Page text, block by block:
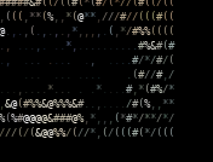
#####&#( (/ ( (#( * (#/ ( *// (#( (/ ( (
, ( ( ( , ** (%, , * (@** , ///#// ( ( (#( (
@. , . , ( . , . , . , * , , , , . ( , */#%%( ( ( (
. , . . . , . . . * , . . . . . . . . . . #%&#(#
. , . . . . . . . . , . . . . #/*/#/ (
. . . . . . . . . . . (#//#, /
. . , . . . . * . . . . . * . . . . #, * (#%/*
, &@(#%%&@%%%&#. . , . . . . /#(%, , **
%(%#@@@@&###@%, * , , , ( *#*/**/*/
/// (/ (&@@%%/ (//* , (/ ( ( (#( */ ( ( (